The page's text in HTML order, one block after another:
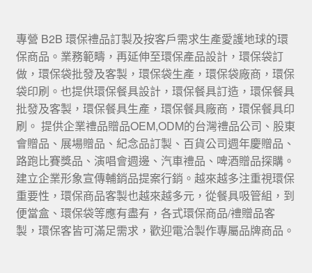
專營 B2B 環保禮品訂製及按客戶需求生產愛護地球的環
保商品。業務範疇，再延伸至環保產品設計，環保袋訂
做，環保袋批發及客製，環保袋生產，環保袋廠商，環保
袋印刷。也提供環保餐具設計，環保餐具訂造，環保餐具
批發及客製，環保餐具生產，環保餐具廠商，環保餐具印
刷。 提供企業禮品贈品OEM,ODM的台灣禮品公司、股東
會贈品、展場贈品、紀念品訂製、百貨公司週年慶贈品、
路跑比賽獎品、演唱會週邊、汽車禮品、啤酒贈品探購。
建立企業形象宣傳輔銷品提案行銷。越來越多注重視環保
重要性，環保商品客製也越來越多元，從餐具吸管組，到
便當盒、環保袋等應有盡有，各式環保商品/禮贈品客
製，環保客皆可滿足需求，歡迎電洽製作專屬品牌商品。